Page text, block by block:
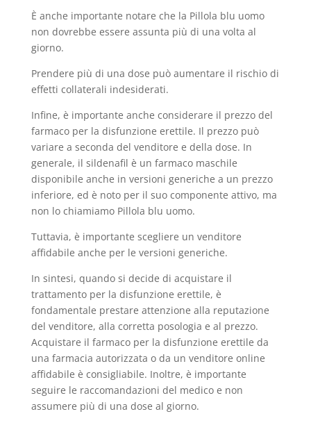
È anche importante notare che la Pillola blu uomo
non dovrebbe essere assunta più di una volta al
giorno.
Prendere più di una dose può aumentare il rischio di
effetti collaterali indesiderati.
Infine, è importante anche considerare il prezzo del
farmaco per la disfunzione erettile. Il prezzo può
variare a seconda del venditore e della dose. In
generale, il sildenafil è un farmaco maschile
disponibile anche in versioni generiche a un prezzo
inferiore, ed è noto per il suo componente attivo, ma
non lo chiamiamo Pillola blu uomo.
Tuttavia, è importante scegliere un venditore
affidabile anche per le versioni generiche.
In sintesi, quando si decide di acquistare il
trattamento per la disfunzione erettile, è
fondamentale prestare attenzione alla reputazione
del venditore, alla corretta posologia e al prezzo.
Acquistare il farmaco per la disfunzione erettile da
una farmacia autorizzata o da un venditore online
affidabile è consigliabile. Inoltre, è importante
seguire le raccomandazioni del medico e non
assumere più di una dose al giorno.